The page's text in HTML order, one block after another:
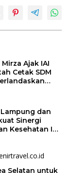
Ajak IAI
Cetak SDM
dan
Sinergi
Kesehatan Ibu
Selatan untuk